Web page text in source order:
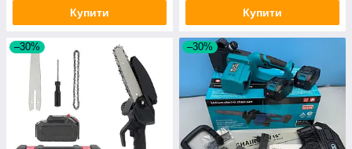
Купити Купити
–30% –30%